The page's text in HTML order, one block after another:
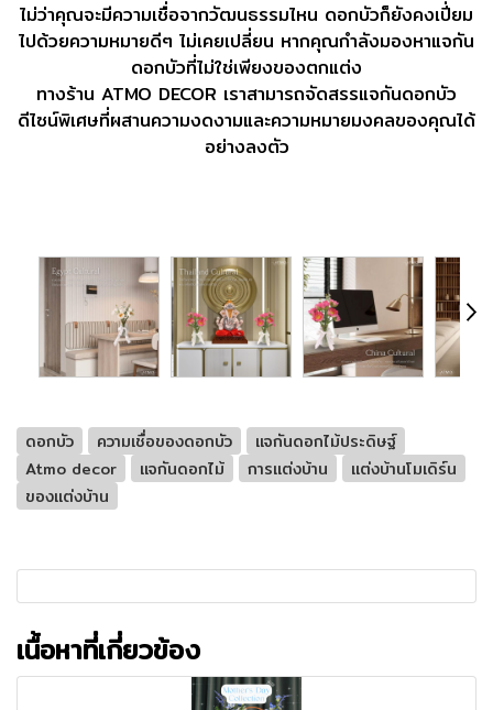
ไม่ว่าคุณจะมีความเชื่อจากวัฒนธรรมไหน ดอกบัวก็ยังคงเปี่ยม
ไปด้วยความหมายดีๆ ไม่เคยเปลี่ยน หากคุณกำลังมองหาแจกัน
ดอกบัวที่ไม่ใช่เพียงของตกแต่ง
ทางร้าน ATMO DECOR เราสามารถจัดสรรแจกันดอกบัว
ดีไซน์พิเศษที่ผสานความงดงามและความหมายมงคลของคุณได้
อย่างลงตัว
ดอกบัว ความเชื่อของดอกบัว
แจกันดอกไม้ประดิษฐ์
Atmo decor
แจกันดอกไม้ การแต่งบ้าน
แต่งบ้านโมเดิร์น
ของแต่งบ้าน
เนื้อหาที่เกี่ยวข้อง